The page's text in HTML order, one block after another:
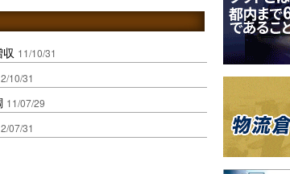
11/10/31
10/31
11/07/29
07/31